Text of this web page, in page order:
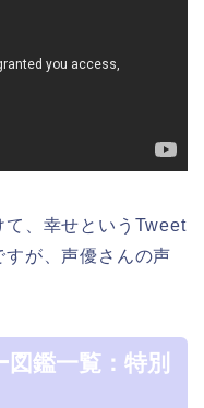
て、幸せというTweet
が、声優さんの声
鑑一覧：特別